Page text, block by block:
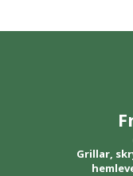
Grillar,